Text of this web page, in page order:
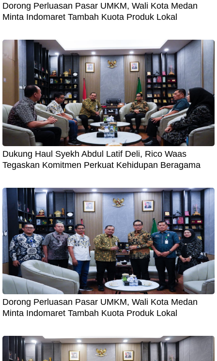
Dorong Perluasan Pasar UMKM, Wali Kota Medan
Minta Indomaret Tambah Kuota Produk Lokal
Dukung Haul Syekh Abdul Latif Deli, Rico Waas
Tegaskan Komitmen Perkuat Kehidupan Beragama
Dorong Perluasan Pasar UMKM, Wali Kota Medan
Minta Indomaret Tambah Kuota Produk Lokal